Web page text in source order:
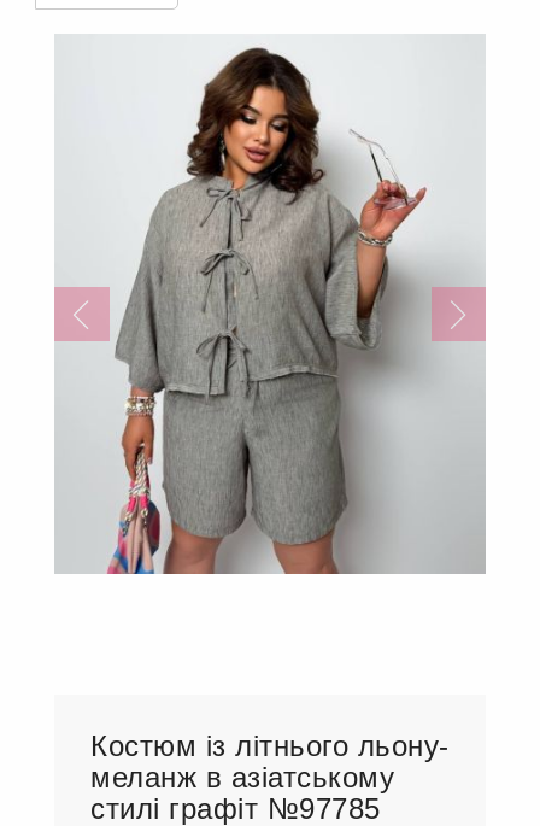
Костюм із літнього льону-
меланж в азіатському
стилі графіт №97785